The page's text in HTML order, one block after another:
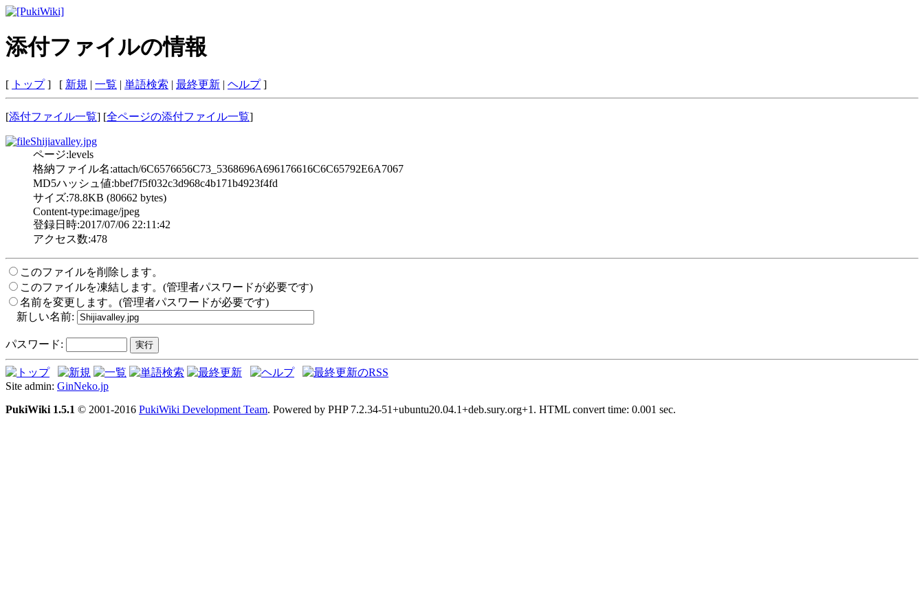
添付ファイルの情報
[ トップ] [ 新規 | 一覧 | 単語検索 | 最終更新 | ヘルプ]
[添付ファイル一覧] [全ページの添付ファイル一覧]
Shijiavalley.jpg
ページ:levels
格納ファイル名:attach/6C6576656C73_5368696A696176616C6C65792E6A7067
MD5ハッシュ値:bbef7f5f032c3d968c4b171b4923f4fd
サイズ:78.8KB (80662 bytes)
Content-type:image/jpeg
登録日時:2017/07/06 22:11:42
アクセス数:478
このファイルを削除します。
このファイルを凍結します。(管理者パスワードが必要です)
名前を変更します。(管理者パスワードが必要です)
新しい名前:
パスワード:
Site admin: GinNeko.jp
PukiWiki 1.5.1 © 2001-2016 PukiWiki Development Team. Powered by PHP 7.2.34-51+ubuntu20.04.1+deb.sury.org+1. HTML convert time: 0.001 sec.